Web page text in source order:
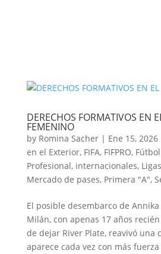
DERECHOS FORMATIVOS EN
FEMENINO
by Romina Sacher| Ene 15, 2026
en el Exterior, FIFA, FIFPRO,
Profesional, internacionales,
Mercado de pases, Primera "A",
El posible desembarco de
Milán, con apenas 17 años
de dejar River Plate, reavivó una
aparece cada vez con más